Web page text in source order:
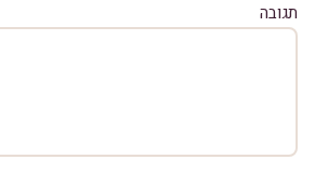
תגובה